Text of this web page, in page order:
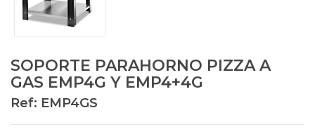
SOPORTE PARAHORNO PIZZA A
GAS EMP4G Y EMP4+4G
Ref: EMP4GS